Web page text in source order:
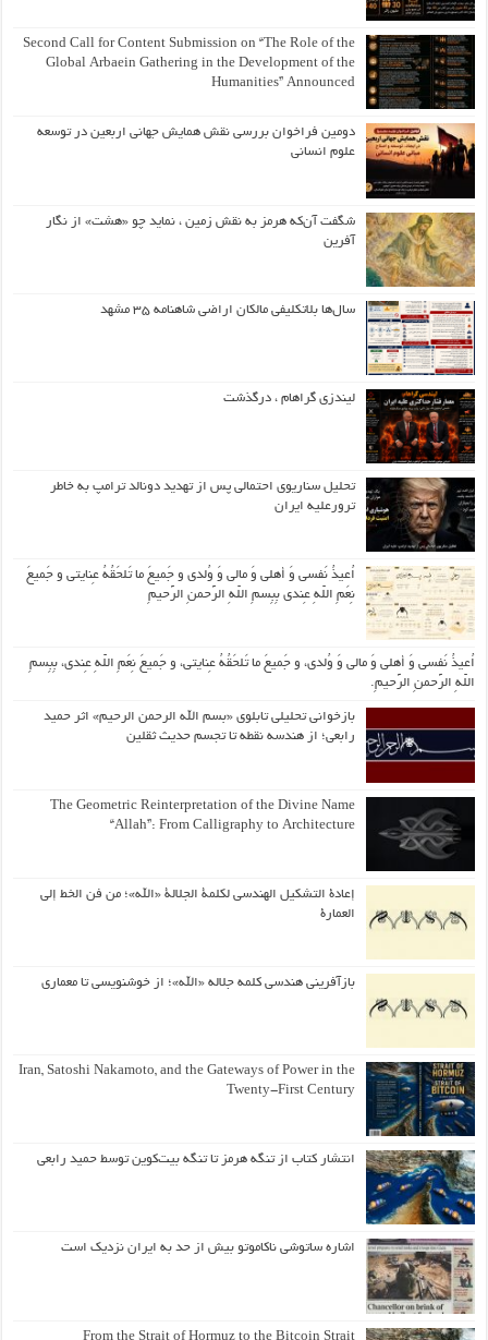
Second Call for Content Submission on “The Role of the
Global Arbaein Gathering in the Development of the
Humanities” Announced
دومین فراخوان بررسی نقش همایش جهانی اربعین در توسعه
علوم انسانی
شگفت آن‌که هرمز به نقش زمین ، نماید چو «هشت» از نگار
آفرین
سال‌ها بلاتکلیفی مالکان اراضی شاهنامه ۳۵ مشهد
لیندزی گراهام ، درگذشت
تحلیل سناریوی احتمالی پس از تهدید دونالد ترامپ به خاطر
ترورعلیه ایران
اُعیذُ نَفسی وَ أهلی وَ مالی وَ وُلدی و جَمیعَ ما تَلحَقُهُ عِنایتی و جَمیعَ
نِعَمِ اللّهِ عِندی بِبِسمِ اللّهِ الرَّحمنِ الرَّحیمِ
اُعیذُ نَفسی وَ أهلی وَ مالی وَ وُلدی، و جَمیعَ ما تَلحَقُهُ عِنایتی، و جَمیعَ نِعَمِ اللّهِ عِندی، بِبِسمِ
اللّهِ الرَّحمنِ الرَّحیمِ.
بازخوانی تحلیلی تابلوی «بسم الله الرحمن الرحیم» اثر حمید
رابعی؛ از هندسه نقطه تا تجسم حدیث ثقلین
The Geometric Reinterpretation of the Divine Name
“Allah”: From Calligraphy to Architecture
إعادة التشكيل الهندسي لكلمة الجلالة «الله»؛ من فن الخط إلى
العمارة
بازآفرینی هندسی کلمه جلاله «الله»؛ از خوشنویسی تا معماری
Iran, Satoshi Nakamoto, and the Gateways of Power in the
Twenty-First Century
انتشار کتاب از تنگه هرمز تا تنگه بیت‌کوین توسط حمید رابعی
اشاره ساتوشی ناکاموتو بیش از حد به ایران نزدیک است
From the Strait of Hormuz to the Bitcoin Strait